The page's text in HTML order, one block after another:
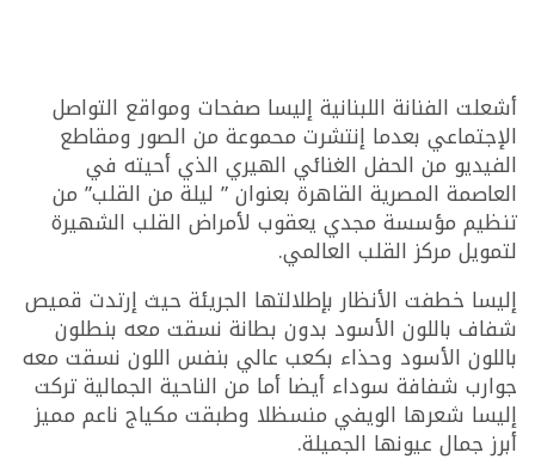
أشعلت الفنانة اللبنانية إليسا صفحات ومواقع التواصل
الإجتماعي بعدما إنتشرت محموعة من الصور ومقاطع
الفيديو من الحفل الغنائي الهيري الذي أحيته في
العاصمة المصرية القاهرة بعنوان ” ليلة من القلب” من
تنظيم مؤسسة مجدي يعقوب لأمراض القلب الشهيرة
لتمويل مركز القلب العالمي.
إليسا خطفت الأنظار بإطلالتها الجريئة حيث إرتدت قميص
شفاف باللون الأسود بدون بطانة نسقت معه بنطلون
باللون الأسود وحذاء بكعب عالي بنفس اللون نسقت معه
جوارب شفافة سوداء أيضا أما من الناحية الجمالية تركت
إليسا شعرها الويفي منسظلا وطبقت مكياج ناعم مميز
أبرز جمال عيونها الجميلة.